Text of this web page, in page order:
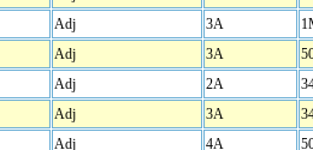
Adj 3A
Adj 3A
Adj 2A
Adj 3A
Adj 4A